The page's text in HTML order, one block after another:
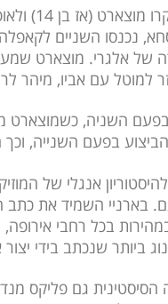
ב- 11
נכנסו השניים
של אלגרי. מוצארט
למוטל עם אביו, מיהר
השניה, כשמוצארט
בפעם השנייה, וכך
בארניי השמיד את כתב
בכל רחבי
ביותר שנכתב בידי
גם פליקס